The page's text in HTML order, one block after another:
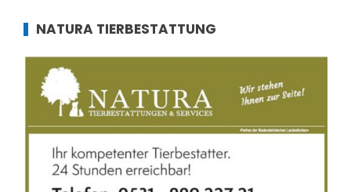
NATURA TIERBESTATTUNG